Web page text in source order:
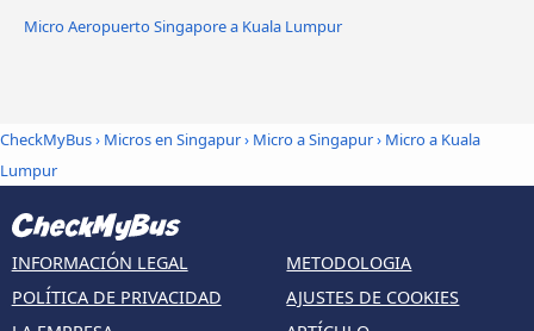
Micro Aeropuerto Singapore a Kuala Lumpur
CheckMyBus› Micros en Singapur› Micro a Singapur› Micro a Kuala
Lumpur
INFORMACIÓN LEGAL
POLÍTICA DE PRIVACIDAD
METODOLOGIA
AJUSTES DE COOKIES